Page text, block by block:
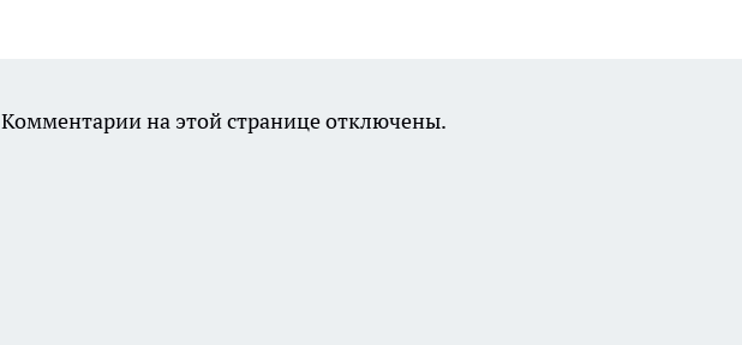
Комментарии на этой странице отключены.